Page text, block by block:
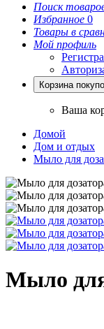
Поиск
Избранное 0
Товары в
Мой профиль
Корзина
Ваша
Домой
Дом и отдых
Мыло для
Мыло для